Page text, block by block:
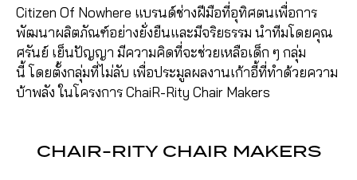
Citizen Of Nowhere แบรนด์ช่างฝีมือที่อุทิศตนเพื่อการ
พัฒนาผลิตภัณฑ์อย่างยั่งยืนและมีจริยธรรม นำทีมโดยคุณ
ศรันย์ เย็นปัญญา มีความคิดที่จะช่วยเหลือเด็ก ๆ กลุ่ม
นี้ โดยตั้งกลุ่มที่ไม่ลับ เพื่อประมูลผลงานเก้าอี้ที่ทำด้วยความ
บ้าพลัง ในโครงการ ChaiR-Rity Chair Makers
CHAIR-RITY CHAIR MAKERS